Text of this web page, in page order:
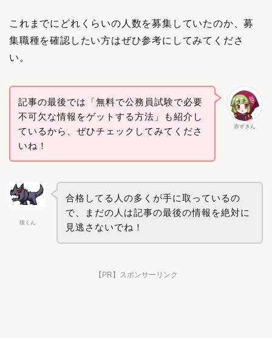
これまでにどれくらいの人数を募集していたのか、募
集職種を確認したい方はぜひ参考にしてみてくださ
い。
赤ずきん
記事の最後では「無料で公務員試験で必要
不可欠な情報をゲットする方法」も紹介し
ているから、ぜひチェックしてみてくださ
いね！
狼くん
合格してる人の多くが手に取っているの
で、まだの人は記事の最後の情報を絶対に
見逃さないでね！
【PR】スポンサーリンク